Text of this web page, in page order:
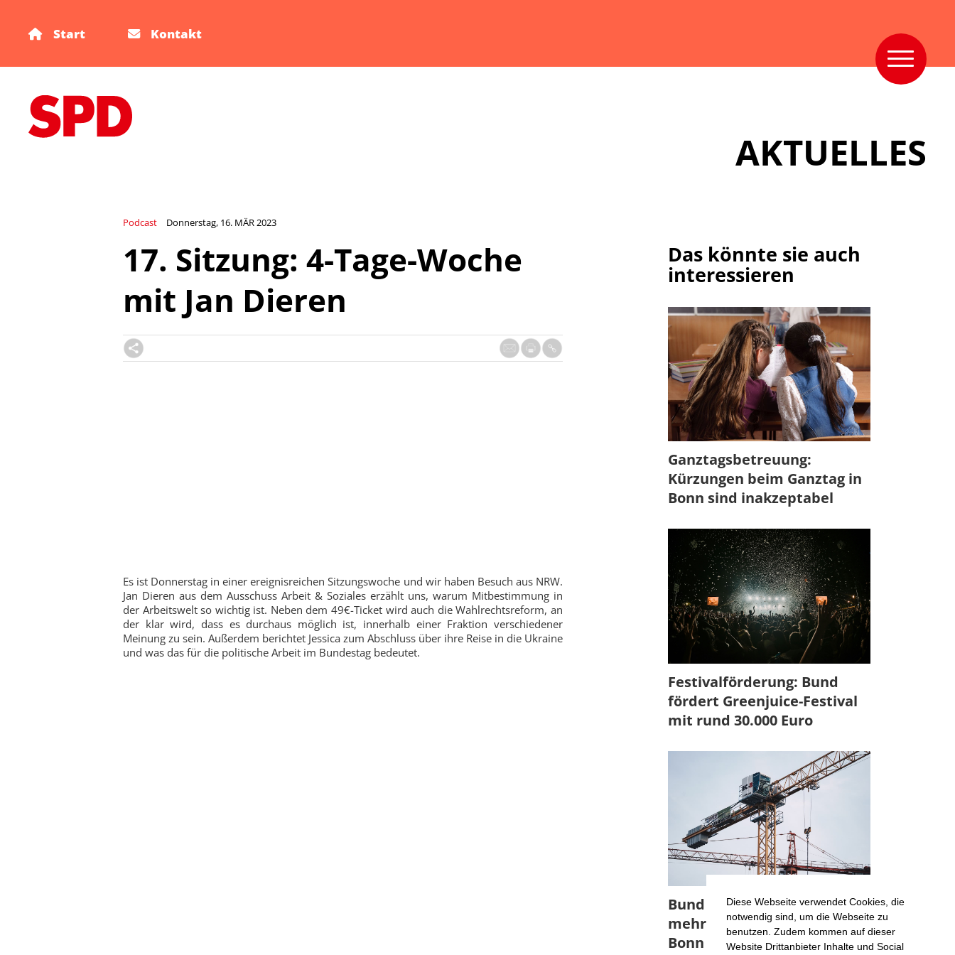
Diese Webseite verwendet Cookies, die
notwendig sind, um die Webseite zu
benutzen. Zudem kommen auf dieser
Website Drittanbieter Inhalte und Social
Start Kontakt
AKTUELLES
Podcast Donnerstag, 16. MÄR 2023
17. Sitzung: 4-Tage-Woche
mit Jan Dieren
Es ist Donnerstag in einer ereignisreichen Sitzungswoche und wir haben Besuch aus NRW.
Jan Dieren aus dem Ausschuss Arbeit & Soziales erzählt uns, warum Mitbestimmung in
der Arbeitswelt so wichtig ist. Neben dem 49€-Ticket wird auch die Wahlrechtsreform, an
der klar wird, dass es durchaus möglich ist, innerhalb einer Fraktion verschiedener
Meinung zu sein. Außerdem berichtet Jessica zum Abschluss über ihre Reise in die Ukraine
und was das für die politische Arbeit im Bundestag bedeutet.
Das könnte sie auch
interessieren
Ganztagsbetreuung:
Kürzungen beim Ganztag in
Bonn sind inakzeptabel
Festivalförderung: Bund
fördert Greenjuice-Festival
mit rund 30.000 Euro
Bund fördert Projekt für
mehr Wohnraumflächen in
Bonn